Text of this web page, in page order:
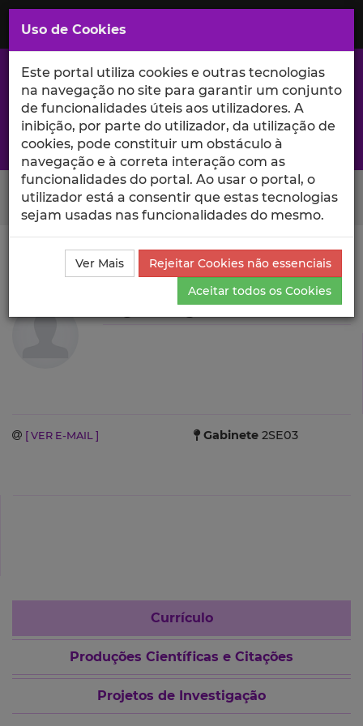
Saltar
para
Conteúdo
Principal
A excelência da investigação e ciência no Iscte
Search Button
Ciência_Iscte Autores
Miguel Angelo Andrade
Currículo
Miguel Angelo Andrade
[ VER E-MAIL ] Gabinete 2SE03
Currículo
Produções Científicas e Citações
Projetos de Investigação
Uso de Cookies
Este portal utiliza cookies e outras tecnologias
na navegação no site para garantir um conjunto
de funcionalidades úteis aos utilizadores. A
inibição, por parte do utilizador, da utilização de
cookies, pode constituir um obstáculo à
navegação e à correta interação com as
funcionalidades do portal. Ao usar o portal, o
utilizador está a consentir que estas tecnologias
sejam usadas nas funcionalidades do mesmo.
Ver Mais
Rejeitar Cookies não essenciais
Aceitar todos os Cookies